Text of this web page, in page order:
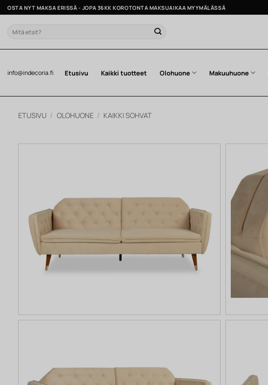
Skip
to
content
OSTA NYT MAKSA ERISSÄ - JOPA 36KK KOROTONTA MAKSUAIKAA MYYMÄLÄSSÄ
Etsi:
info@indecoria.fi Etusivu Kaikki tuotteet Olohuone Makuuhuone
ETUSIVU / OLOHUONE / KAIKKI SOHVAT